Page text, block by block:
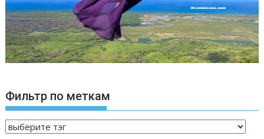
Фильтр по меткам